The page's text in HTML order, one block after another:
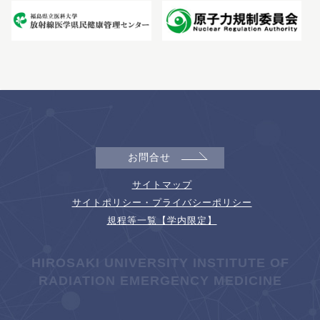
お問合せ
サイトマップ
サイトポリシー・プライバシーポリシー
規程等一覧【学内限定】
HIROSAKI UNIVERSITY INSTITUTE OF
RADIATION EMERGENCY MEDICINE